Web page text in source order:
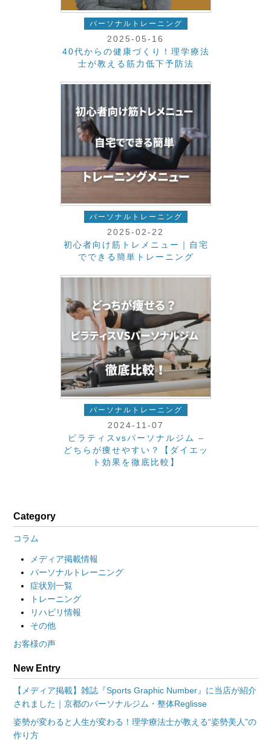
パーソナルトレーニング
2025-05-16
40代からの健康づくり！理学療法
士が教える筋力低下予防法
パーソナルトレーニング
2025-02-22
初心者向け筋トレメニュー｜自宅
でできる簡単トレーニング
パーソナルトレーニング
2024-11-07
ピラティスvsパーソナルジム –
どちらが痩せやすい？【ダイエッ
ト効果を徹底比較】
Category
コラム
メディア掲載情報
パーソナルトレーニング
症状別一覧
トレーニング
リハビリ情報
その他
お客様の声
New Entry
【メディア掲載】雑誌『Sports Graphic Number』に当店が紹介
されました｜京都のパーソナルジム・整体Reglisse
姿勢が変わると人生が変わる！理学療法士が教える“姿勢美人”の
作り方